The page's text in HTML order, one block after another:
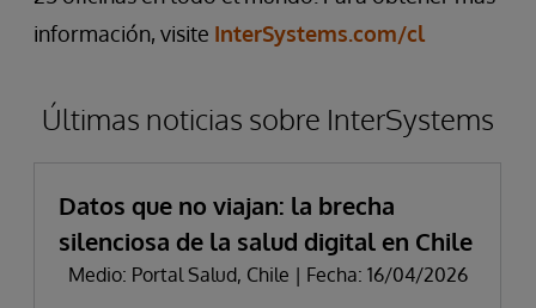
información, visite InterSystems.com/cl
Últimas noticias sobre InterSystems
Datos que no viajan: la brecha
silenciosa de la salud digital en Chile
Medio: Portal Salud, Chile | Fecha: 16/04/2026